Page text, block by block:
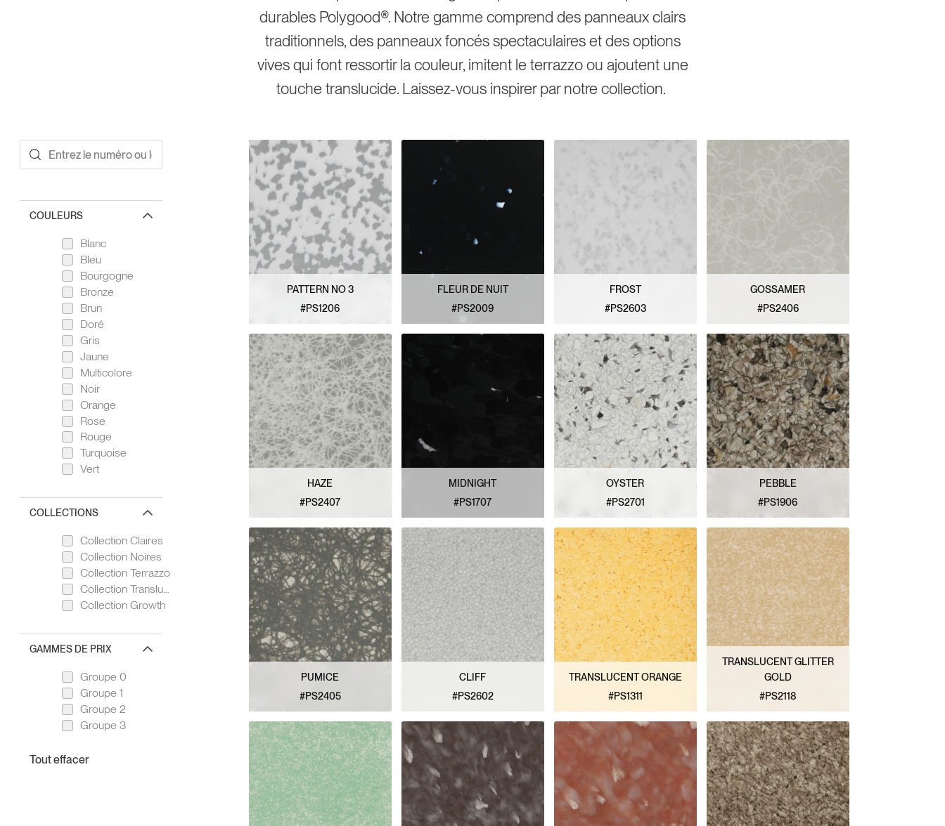
durables Polygood®. Notre gamme comprend des panneaux clairs
traditionnels, des panneaux foncés spectaculaires et des options
vives qui font ressortir la couleur, imitent le terrazzo ou ajoutent une
touche translucide. Laissez-vous inspirer par notre collection.
COULEURS
Blanc
Bleu
Bourgogne
Bronze
Brun
Doré
Gris
Jaune
Multicolore
Noir
Orange
Rose
Rouge
Turquoise
Vert
COLLECTIONS
Collection Claires
Collection Noires
Collection Terrazzo
Collection Translucide
Collection Growth
GAMMES DE PRIX
Groupe 0
Groupe 1
Groupe 2
Groupe 3
PATTERN NO 3
#PS1206
VOIR LE MODÈLE
FLEUR DE NUIT
#PS2009
VOIR LE MODÈLE
FROST
#PS2603
VOIR LE MODÈLE
GOSSAMER
#PS2406
VOIR LE MODÈLE
HAZE
#PS2407
VOIR LE MODÈLE
MIDNIGHT
#PS1707
VOIR LE MODÈLE
OYSTER
#PS2701
VOIR LE MODÈLE
PEBBLE
#PS1906
VOIR LE MODÈLE
PUMICE
#PS2405
VOIR LE MODÈLE
CLIFF
#PS2602
VOIR LE MODÈLE
TRANSLUCENT ORANGE
#PS1311
VOIR LE MODÈLE
TRANSLUCENT GLITTER
GOLD
#PS2118
VOIR LE MODÈLE